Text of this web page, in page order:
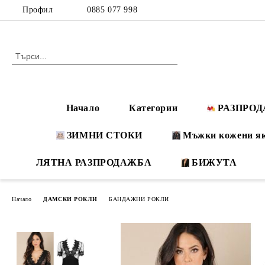
Профил 0885 077 998
Начало Категории
ЗИМНИ СТОКИ Мъжки кожени
ЛЯТНА РАЗПРОДАЖБА БИЖУТА
Начало ДАМСКИ РОКЛИ БАНДАЖНИ РОКЛИ